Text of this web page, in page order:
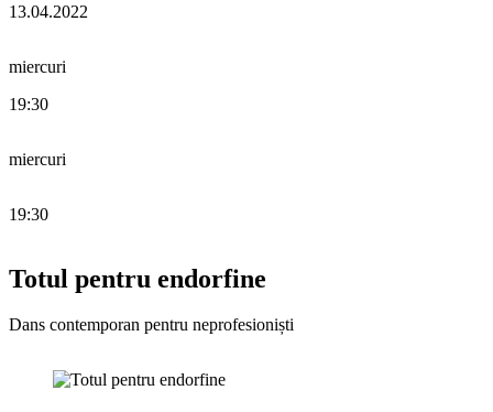
13.04.2022
miercuri
19:30
miercuri
19:30
Totul pentru endorfine
Dans contemporan pentru neprofesioniști